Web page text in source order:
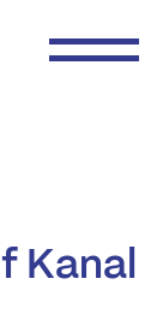
Kanal